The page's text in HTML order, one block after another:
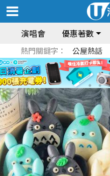
演唱會 優惠著數
熱門關鍵字： 公屋熱話